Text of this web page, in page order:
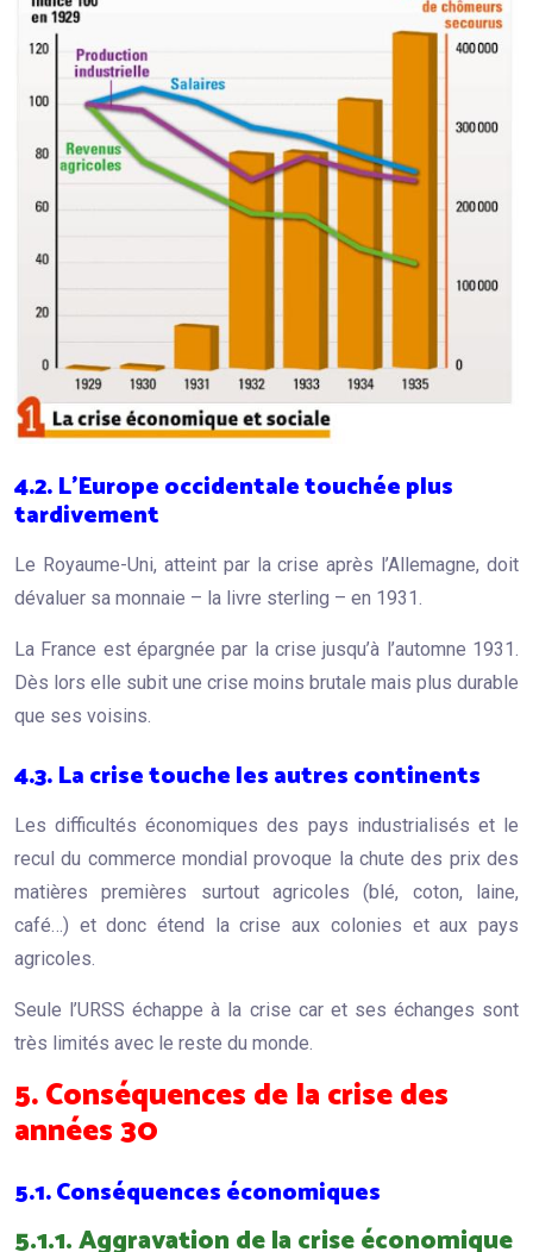
4.2. L’Europe occidentale touchée plus
tardivement
Le Royaume-Uni, atteint par la crise après l’Allemagne, doit
dévaluer sa monnaie – la livre sterling – en 1931.
La France est épargnée par la crise jusqu’à l’automne 1931.
Dès lors elle subit une crise moins brutale mais plus durable
que ses voisins.
4.3. La crise touche les autres continents
Les difficultés économiques des pays industrialisés et le
recul du commerce mondial provoque la chute des prix des
matières premières surtout agricoles (blé, coton, laine,
café…) et donc étend la crise aux colonies et aux pays
agricoles.
Seule l’URSS échappe à la crise car et ses échanges sont
très limités avec le reste du monde.
5. Conséquences de la crise des
années 30
5.1. Conséquences économiques
5.1.1. Aggravation de la crise économique